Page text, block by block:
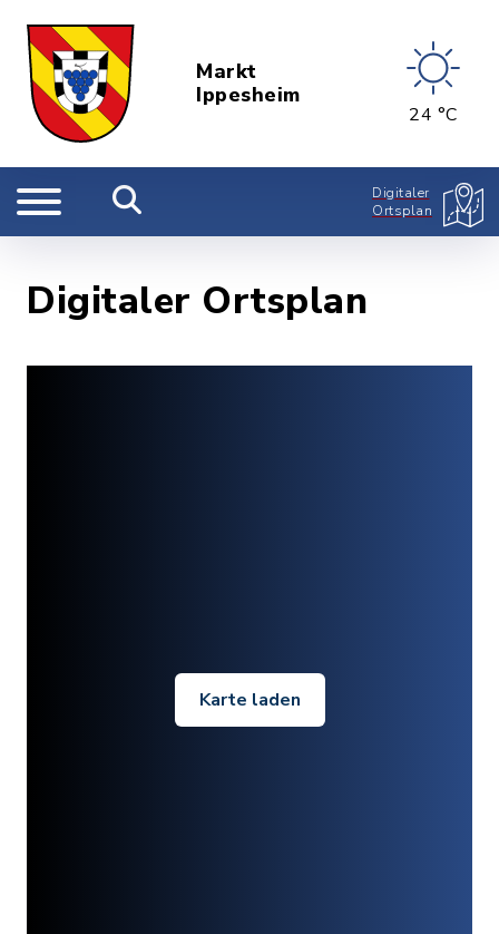
Markt
Ippesheim
24 °C
Digitaler
Ortsplan
Digitaler Ortsplan
Karte laden